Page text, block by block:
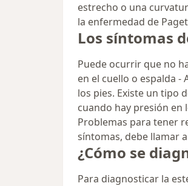
estrecho o una
la enfermedad de
Los síntomas
Puede ocurrir que no
en el cuello o espalda
los pies. Existe un tipo
cuando hay presión en
Problemas para tener
síntomas, debe llamar
¿Cómo se
Para diagnosticar la